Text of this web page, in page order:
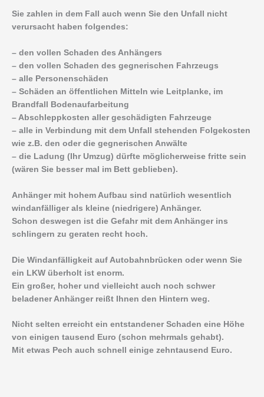
Sie zahlen in dem Fall auch wenn Sie den Unfall nicht
verursacht haben folgendes:
– den vollen Schaden des Anhängers
– den vollen Schaden des gegnerischen Fahrzeugs
– alle Personenschäden
– Schäden an öffentlichen Mitteln wie Leitplanke, im
Brandfall Bodenaufarbeitung
– Abschleppkosten aller geschädigten Fahrzeuge
– alle in Verbindung mit dem Unfall stehenden Folgekosten
wie z.B. den oder die gegnerischen Anwälte
– die Ladung (Ihr Umzug) dürfte möglicherweise fritte sein
(wären Sie besser mal im Bett geblieben).
Anhänger mit hohem Aufbau sind natürlich wesentlich
windanfälliger als kleine (niedrigere) Anhänger.
Schon deswegen ist die Gefahr mit dem Anhänger ins
schlingern zu geraten recht hoch.
Die Windanfälligkeit auf Autobahnbrücken oder wenn Sie
ein LKW überholt ist enorm.
Ein großer, hoher und vielleicht auch noch schwer
beladener Anhänger reißt Ihnen den Hintern weg.
Nicht selten erreicht ein entstandener Schaden eine Höhe
von einigen tausend Euro (schon mehrmals gehabt).
Mit etwas Pech auch schnell einige zehntausend Euro.